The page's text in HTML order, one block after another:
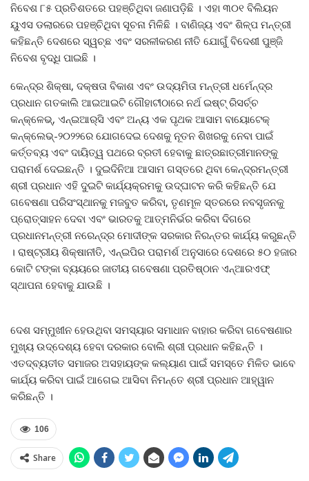
ନିବେଶ ୮୫ ପ୍ରତିଶତରେ ପହଞ୍ଚିଥିବା ଜଣାପଡ଼ିଛି । ଏହା ୩୦୧ ବିଲିୟନ
ୟୁଏସ ଡଲାରରେ ପହଞ୍ଚିଥିବା ସୂଚନା ମିଳିଛି । ବାଣିଜ୍ୟ ଏବଂ ଶିଳ୍ପ ମନ୍ତ୍ରୀ
କହିଛନ୍ତି ଦେଶରେ ସ୍ୱଚ୍ଛ ଏବଂ ସରଳୀକରଣ ନୀତି ଯୋଗୁଁ ବିଦେଶୀ ପୁଞ୍ଜି
ନିବେଶ ବୃଦ୍ଧି ପାଇଛି ।
କେନ୍ଦ୍ର ଶିକ୍ଷା, ଦକ୍ଷତା ବିକାଶ ଏବଂ ଉଦ୍ୟମିତା ମନ୍ତ୍ରୀ ଧର୍ମେନ୍ଦ୍ର
ପ୍ରଧାନ ଗତକାଲି ଆଇଆଇଟି ଗୌହାଟୀଠାରେ ନର୍ଥ ଇଷ୍ଟ୍‍ ରିସର୍ଚ୍ଚ
କନ୍‍କ୍ଳେଭ୍‍, ଏନ୍‍ଇଆର୍‍ସି ଏବଂ ଅନ୍ୟ ଏକ ପୃଥକ ଆସାମ ବାୟୋଟେକ୍‍
କନ୍‍କ୍ଲେଭ୍‍-୨୦୨୨ରେ ଯୋଗଦେଇ ଦେଶକୁ ନୂତନ ଶିଖରକୁ ନେବା ପାଇଁ
କର୍ତ୍ତବ୍ୟ ଏବଂ ଦାୟିତ୍ୱ ପଥରେ ବ୍ରତୀ ହେବାକୁ ଛାତ୍ରଛାତ୍ରୀମାନଙ୍କୁ
ପରାମର୍ଶ ଦେଇଛନ୍ତି । ଦୁଇଦିନିଆ ଆସାମ ଗସ୍ତରେ ଥିବା କେନ୍ଦ୍ରମନ୍ତ୍ରୀ
ଶ୍ରୀ ପ୍ରଧାନ ଏହି ଦୁଇଟି କାର୍ଯ୍ୟକ୍ରମକୁ ଉଦ୍‍ଘାଟନ କରି କହିଛନ୍ତି ଯେ
ଗବେଷଣା ପରିସଂସ୍ଥାନକୁ ମଜବୁତ କରିବା, ତୃଣମୂଳ ସ୍ତରରେ ନବସୃଜନକୁ
ପ୍ରୋତ୍ସାହନ ଦେବା ଏବଂ ଭାରତକୁ ଆତ୍ମନିର୍ଭର କରିବା ଦିଗରେ
ପ୍ରଧାନମନ୍ତ୍ରୀ ନରେନ୍ଦ୍ର ମୋଦୀଙ୍କ ସରକାର ନିରନ୍ତର କାର୍ଯ୍ୟ କରୁଛନ୍ତି
। ରାଷ୍ଟ୍ରୀୟ ଶିକ୍ଷାନୀତି, ଏନ୍‍ଇପିର ପରାମର୍ଶ ଅନୁସାରେ ଦେଶରେ ୫୦ ହଜାର
କୋଟି ଟଙ୍କା ବ୍ୟୟରେ ଜାତୀୟ ଗବେଷଣା ପ୍ରତିଷ୍ଠାନ ଏନ୍‍ଆରଏଫ୍‍
ସ୍ଥାପନା ହେବାକୁ ଯାଉଛି ।
ଦେଶ ସମ୍ମୁଖୀନ ହେଉଥିବା ସମସ୍ୟାର ସମାଧାନ ବାହାର କରିବା ଗବେଷଣାର
ମୁଖ୍ୟ ଉଦ୍ଦେଶ୍ୟ ହେବା ଦରକାର ବୋଲି ଶ୍ରୀ ପ୍ରଧାନ କହିଛନ୍ତି ।
ଏତଦ୍‍ବ୍ୟତୀତ ସମାଜର ଅସହାୟଙ୍କ କଲ୍ୟାଣ ପାଇଁ ସମସ୍ତେ ମିଳିତ ଭାବେ
କାର୍ଯ୍ୟ କରିବା ପାଇଁ ଆଗେଇ ଆସିବା ନିମନ୍ତେ ଶ୍ରୀ ପ୍ରଧାନ ଆହ୍ୱାନ
କରିଛନ୍ତି ।
106
Share